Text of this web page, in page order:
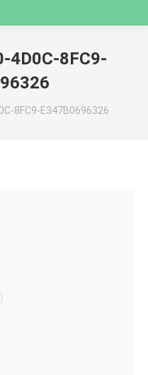
4D0C-8FC9-
8FC9-E347B0696326